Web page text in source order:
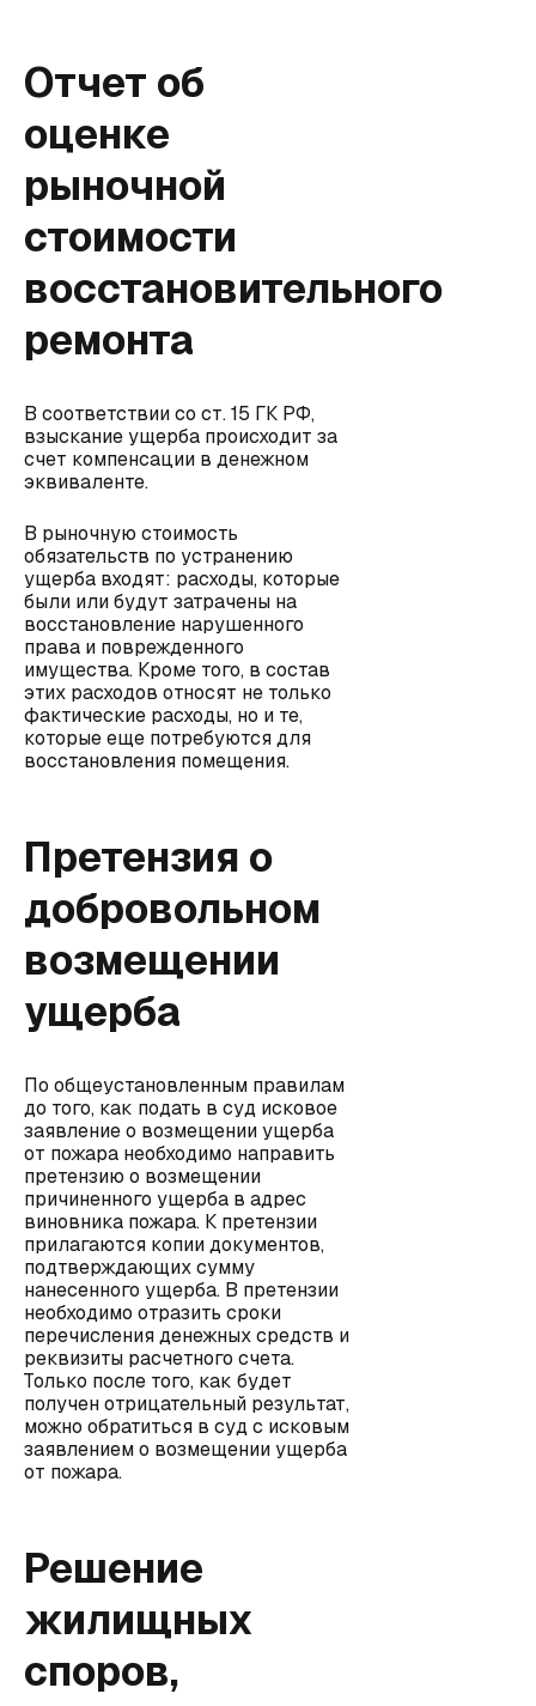
Отчет об
оценке
рыночной
стоимости
восстановительного
ремонта
В соответствии со ст. 15 ГК РФ,
взыскание ущерба происходит за
счет компенсации в денежном
эквиваленте.
В рыночную стоимость
обязательств по устранению
ущерба входят: расходы, которые
были или будут затрачены на
восстановление нарушенного
права и поврежденного
имущества. Кроме того, в состав
этих расходов относят не только
фактические расходы, но и те,
которые еще потребуются для
восстановления помещения.
Претензия о
добровольном
возмещении
ущерба
По общеустановленным правилам
до того, как подать в суд исковое
заявление о возмещении ущерба
от пожара необходимо направить
претензию о возмещении
причиненного ущерба в адрес
виновника пожара. К претензии
прилагаются копии документов,
подтверждающих сумму
нанесенного ущерба. В претензии
необходимо отразить сроки
перечисления денежных средств и
реквизиты расчетного счета.
Только после того, как будет
получен отрицательный результат,
можно обратиться в суд с исковым
заявлением о возмещении ущерба
от пожара.
Решение
жилищных
споров,